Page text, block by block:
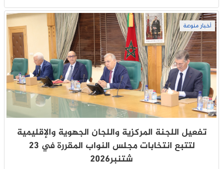
أخبار منوعة
تفعيل اللجنة المركزية واللجان الجهوية والإقليمية
لتتبع انتخابات مجلس النواب المقررة في 23
شتنبر2026